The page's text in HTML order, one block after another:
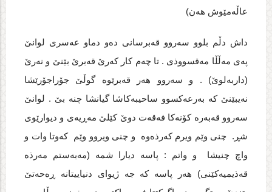
عاڵه‌مێوش هه‌ن)
داش دڵم بلوو سه‌روو قه‌برسانی ده‌و دماو عه‌سری لوانێ
په‌ی مه‌ڵڵا مه‌قسووذی . تا چه‌م کار که‌رێ قه‌برێ بێنێ و نه‌رێ
(داربه‌لوێ) . و سه‌روو هه‌ر قه‌برێوه‌ گوڵێ جۆراجۆرێشا
نه‌یبێنێ که‌ به‌رعه‌کسوو ساحیبه‌کاشا گیانشا چنه‌ بێ . لوانێ
سه‌روو قه‌به‌ره‌ کۆنه‌کا فه‌قه‌ت دوێ کێلێ مه‌ڕیه‌ی و دیوارێوی
شڕ. چنی وێم ویرم که‌رذه‌وه‌ و چنی ویروو وێم که‌وتا وات و
واچ چنیشا و واتم : پاسه‌ دیارا شمه‌ (مه‌به‌ستم مه‌رذه‌
قه‌ذیمیه‌کێنی) هه‌ر پاسه‌ که‌ جه‌ ژیوای دنیاییتانه‌ ڕه‌حه‌تێ